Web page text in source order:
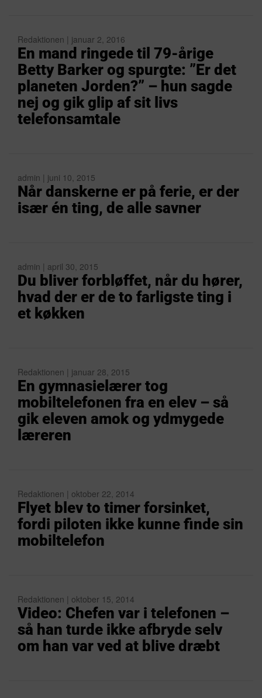
Redaktionen | januar 2, 2016
En mand ringede til 79-årige
Betty Barker og spurgte: ”Er det
planeten Jorden?” – hun sagde
nej og gik glip af sit livs
telefonsamtale
admin | juni 10, 2015
Når danskerne er på ferie, er der
især én ting, de alle savner
admin | april 30, 2015
Du bliver forbløffet, når du hører,
hvad der er de to farligste ting i
et køkken
Redaktionen | januar 28, 2015
En gymnasielærer tog
mobiltelefonen fra en elev – så
gik eleven amok og ydmygede
læreren
Redaktionen | oktober 22, 2014
Flyet blev to timer forsinket,
fordi piloten ikke kunne finde sin
mobiltelefon
Redaktionen | oktober 15, 2014
Video: Chefen var i telefonen –
så han turde ikke afbryde selv
om han var ved at blive dræbt